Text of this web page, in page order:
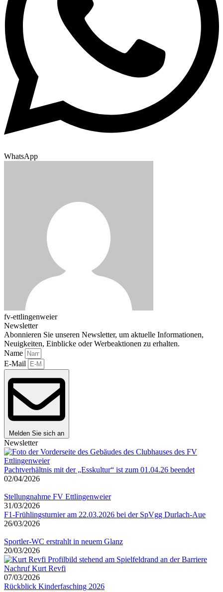
WhatsApp
fv-ettlingenweier
Newsletter
Abonnieren Sie unseren Newsletter, um aktuelle Informationen,
Neuigkeiten, Einblicke oder Werbeaktionen zu erhalten.
Name
E-Mail
Melden Sie sich an
Newsletter
Pachtverhältnis mit der „Esskultur“ ist zum 01.04.26 beendet
02/04/2026
Stellungnahme FV Ettlingenweier
31/03/2026
F1-Frühlingsturnier am 22.03.2026 bei der SpVgg Durlach-Aue
26/03/2026
Sportler-WC erstrahlt in neuem Glanz
20/03/2026
Nachruf Kurt Revfi
07/03/2026
Rückblick Kinderfasching 2026